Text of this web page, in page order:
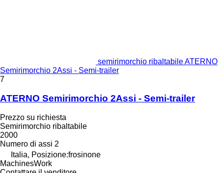
semirimorchio ribaltabile ATERNO
Semirimorchio 2Assi - Semi-trailer
7
ATERNO Semirimorchio 2Assi - Semi-trailer
Prezzo su richiesta
Semirimorchio ribaltabile
2000
Numero di assi 2
Italia, Posizione:frosinone
MachinesWork